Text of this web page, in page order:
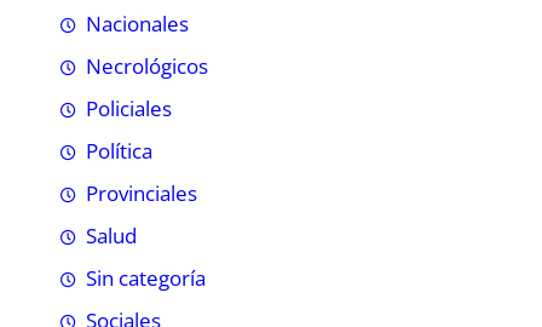
Nacionales
Necrológicos
Policiales
Política
Provinciales
Salud
Sin categoría
Sociales